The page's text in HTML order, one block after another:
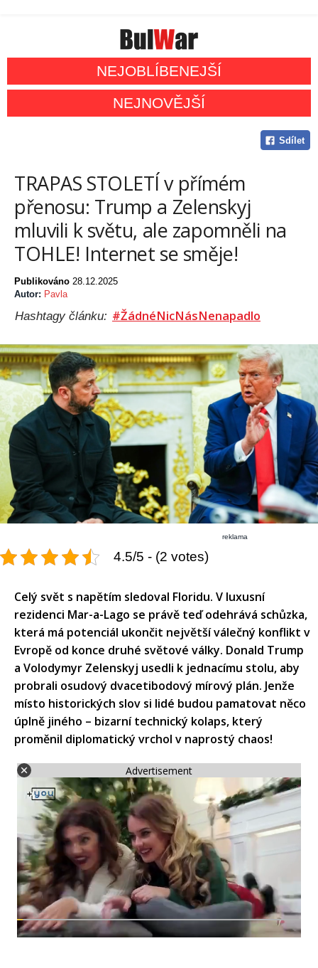
NEJOBLÍBENEJŠÍ
NEJNOVĚJŠÍ
Sdílet
TRAPAS STOLETÍ v přímém
přenosu: Trump a Zelenskyj
mluvili k světu, ale zapomněli na
TOHLE! Internet se směje!
Publikováno 28.12.2025
Autor: Pavla
Hashtagy článku: #ŽádnéNicNásNenapadlo
reklama
4.5/5 - (2 votes)
Celý svět s napětím sledoval Floridu. V luxusní
rezidenci Mar-a-Lago se právě teď odehrává schůzka,
která má potenciál ukončit největší válečný konflikt v
Evropě od konce druhé světové války. Donald Trump
a Volodymyr Zelenskyj usedli k jednacímu stolu, aby
probrali osudový dvacetibodový mírový plán. Jenže
místo historických slov si lidé budou pamatovat něco
úplně jiného – bizarní technický kolaps, který
proměnil diplomatický vrchol v naprostý chaos!
Advertisement